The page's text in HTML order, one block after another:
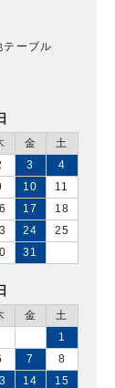
テーブル
金
土
3
4
10
11
17
18
24
25
31
金
土
1
7
8
14
15